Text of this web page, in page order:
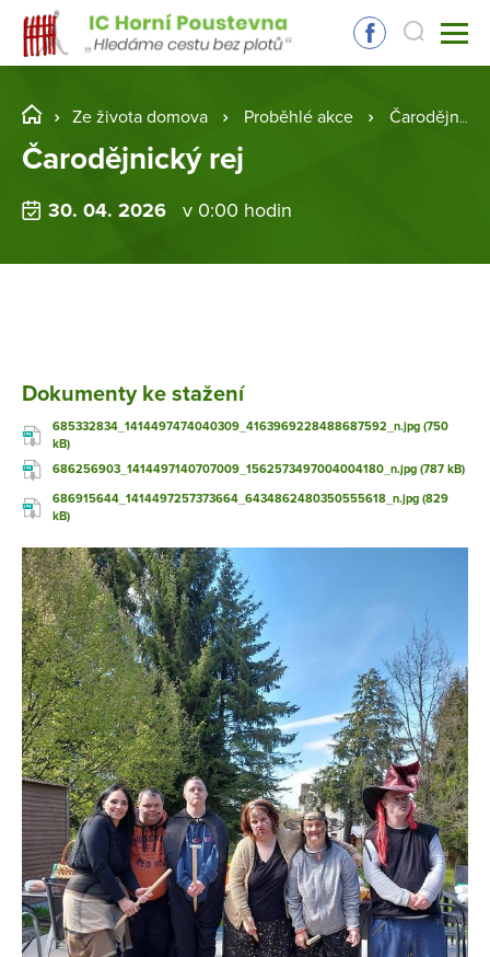
Ze života domova Proběhlé akce Čarodějnický rej
Čarodějnický rej
30. 04. 2026 v 0:00 hodin
Dokumenty ke stažení
685332834_1414497474040309_4163969228488687592_n.jpg (750
kB)
686256903_1414497140707009_1562573497004004180_n.jpg (787 kB)
686915644_1414497257373664_6434862480350555618_n.jpg (829
kB)